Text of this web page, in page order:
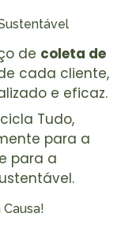
de coleta de
cada cliente,
e eficaz.
Tudo,
para a
para a